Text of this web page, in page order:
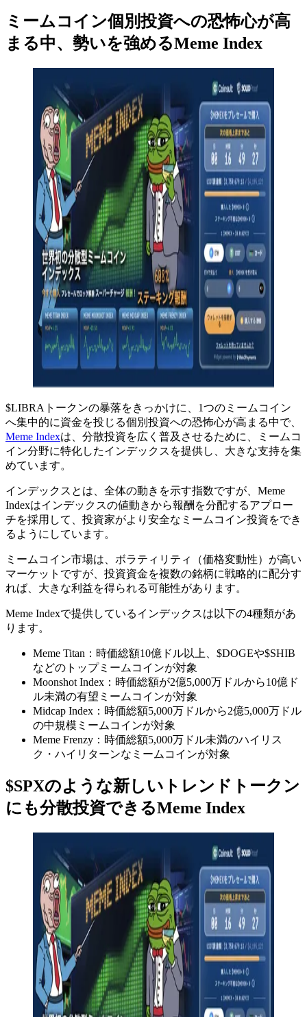
ミームコイン個別投資への恐怖心が高
まる中、勢いを強めるMeme Index
$LIBRAトークンの暴落をきっかけに、1つのミームコイン
へ集中的に資金を投じる個別投資への恐怖心が高まる中で、
Meme Indexは、分散投資を広く普及させるために、ミームコ
イン分野に特化したインデックスを提供し、大きな支持を集
めています。
インデックスとは、全体の動きを示す指数ですが、Meme
Indexはインデックスの値動きから報酬を分配するアプロー
チを採用して、投資家がより安全なミームコイン投資をでき
るようにしています。
ミームコイン市場は、ボラティリティ（価格変動性）が高い
マーケットですが、投資資金を複数の銘柄に戦略的に配分す
れば、大きな利益を得られる可能性があります。
Meme Indexで提供しているインデックスは以下の4種類があ
ります。
Meme Titan：時価総額10億ドル以上、$DOGEや$SHIB
などのトップミームコインが対象
Moonshot Index：時価総額が2億5,000万ドルから10億ド
ル未満の有望ミームコインが対象
Midcap Index：時価総額5,000万ドルから2億5,000万ドル
の中規模ミームコインが対象
Meme Frenzy：時価総額5,000万ドル未満のハイリス
ク・ハイリターンなミームコインが対象
$SPXのような新しいトレンドトークン
にも分散投資できるMeme Index